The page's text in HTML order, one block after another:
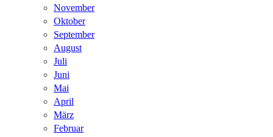
November
Oktober
September
August
Juli
Juni
Mai
April
März
Februar